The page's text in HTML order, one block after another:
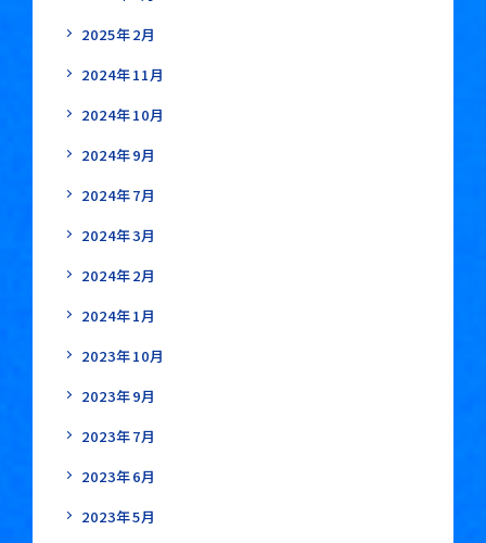
2025年2月
2024年11月
2024年10月
2024年9月
2024年7月
2024年3月
2024年2月
2024年1月
2023年10月
2023年9月
2023年7月
2023年6月
2023年5月